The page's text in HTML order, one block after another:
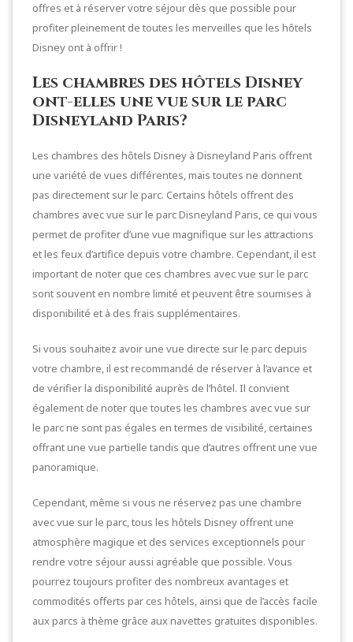
offres et à réserver votre séjour dès que possible pour
profiter pleinement de toutes les merveilles que les hôtels
Disney ont à offrir !
Les chambres des hôtels Disney
ont-elles une vue sur le parc
Disneyland Paris?
Les chambres des hôtels Disney à Disneyland Paris offrent
une variété de vues différentes, mais toutes ne donnent
pas directement sur le parc. Certains hôtels offrent des
chambres avec vue sur le parc Disneyland Paris, ce qui vous
permet de profiter d’une vue magnifique sur les attractions
et les feux d’artifice depuis votre chambre. Cependant, il est
important de noter que ces chambres avec vue sur le parc
sont souvent en nombre limité et peuvent être soumises à
disponibilité et à des frais supplémentaires.
Si vous souhaitez avoir une vue directe sur le parc depuis
votre chambre, il est recommandé de réserver à l’avance et
de vérifier la disponibilité auprès de l’hôtel. Il convient
également de noter que toutes les chambres avec vue sur
le parc ne sont pas égales en termes de visibilité, certaines
offrant une vue partielle tandis que d’autres offrent une vue
panoramique.
Cependant, même si vous ne réservez pas une chambre
avec vue sur le parc, tous les hôtels Disney offrent une
atmosphère magique et des services exceptionnels pour
rendre votre séjour aussi agréable que possible. Vous
pourrez toujours profiter des nombreux avantages et
commodités offerts par ces hôtels, ainsi que de l’accès facile
aux parcs à thème grâce aux navettes gratuites disponibles.